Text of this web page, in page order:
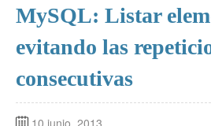
MySQL: Listar
evitando las
consecutivas